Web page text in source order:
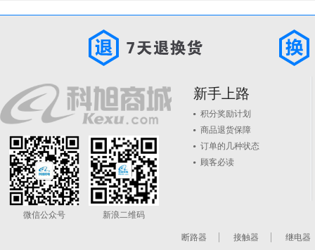
微信公众号 新浪二维码
新手上路
积分奖励计划
商品退货保障
订单的几种状态
顾客必读
断路器 接触器 继电器